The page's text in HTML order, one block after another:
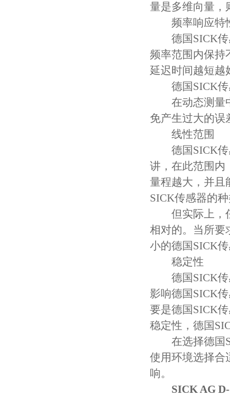
量是多维向量，
频率响应特
德国SICK传
频率范围内保持
延迟时间越短越
德国SICK传
在动态测量中
免产生过大的误
线性范围
德国SICK传
讲，在此范围内
量程越大，并且
SICK传感器的
但实际上，任
相对的。当所要
小的德国SICK
稳定性
德国SICK传
影响德国SICK
要是德国SICK
稳定性，德国
在选择德国
使用环境选择合
响。
SICK AG